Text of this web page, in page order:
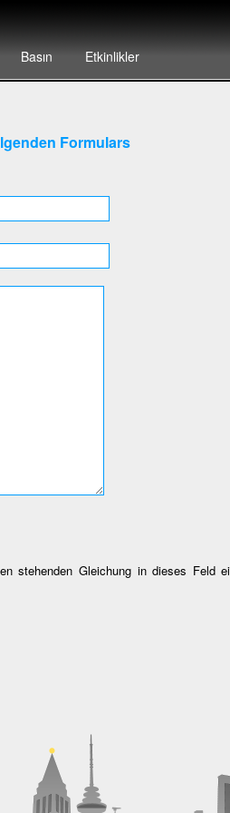
Basın Etkinlikler
Formulars
stehenden Gleichung in dieses Feld